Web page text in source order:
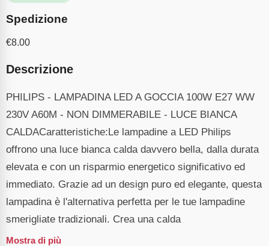
Spedizione
€8.00
Descrizione
PHILIPS - LAMPADINA LED A GOCCIA 100W E27 WW
230V A60M - NON DIMMERABILE - LUCE BIANCA
CALDACaratteristiche:Le lampadine a LED Philips
offrono una luce bianca calda davvero bella, dalla durata
elevata e con un risparmio energetico significativo ed
immediato. Grazie ad un design puro ed elegante, questa
lampadina è l'alternativa perfetta per le tue lampadine
smerigliate tradizionali. Crea una calda
Mostra di più